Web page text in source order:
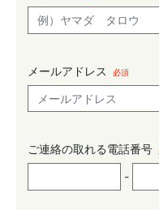
メールアドレス 必須
ご連絡の取れる電話番号
-